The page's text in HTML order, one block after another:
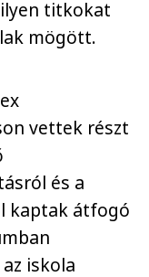
titkokat
mögött.
vettek részt
és a
kaptak átfogó
iskola